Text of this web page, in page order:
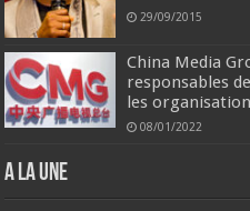
29/09/2015
China Media
responsables
les
08/01/2022
A la une